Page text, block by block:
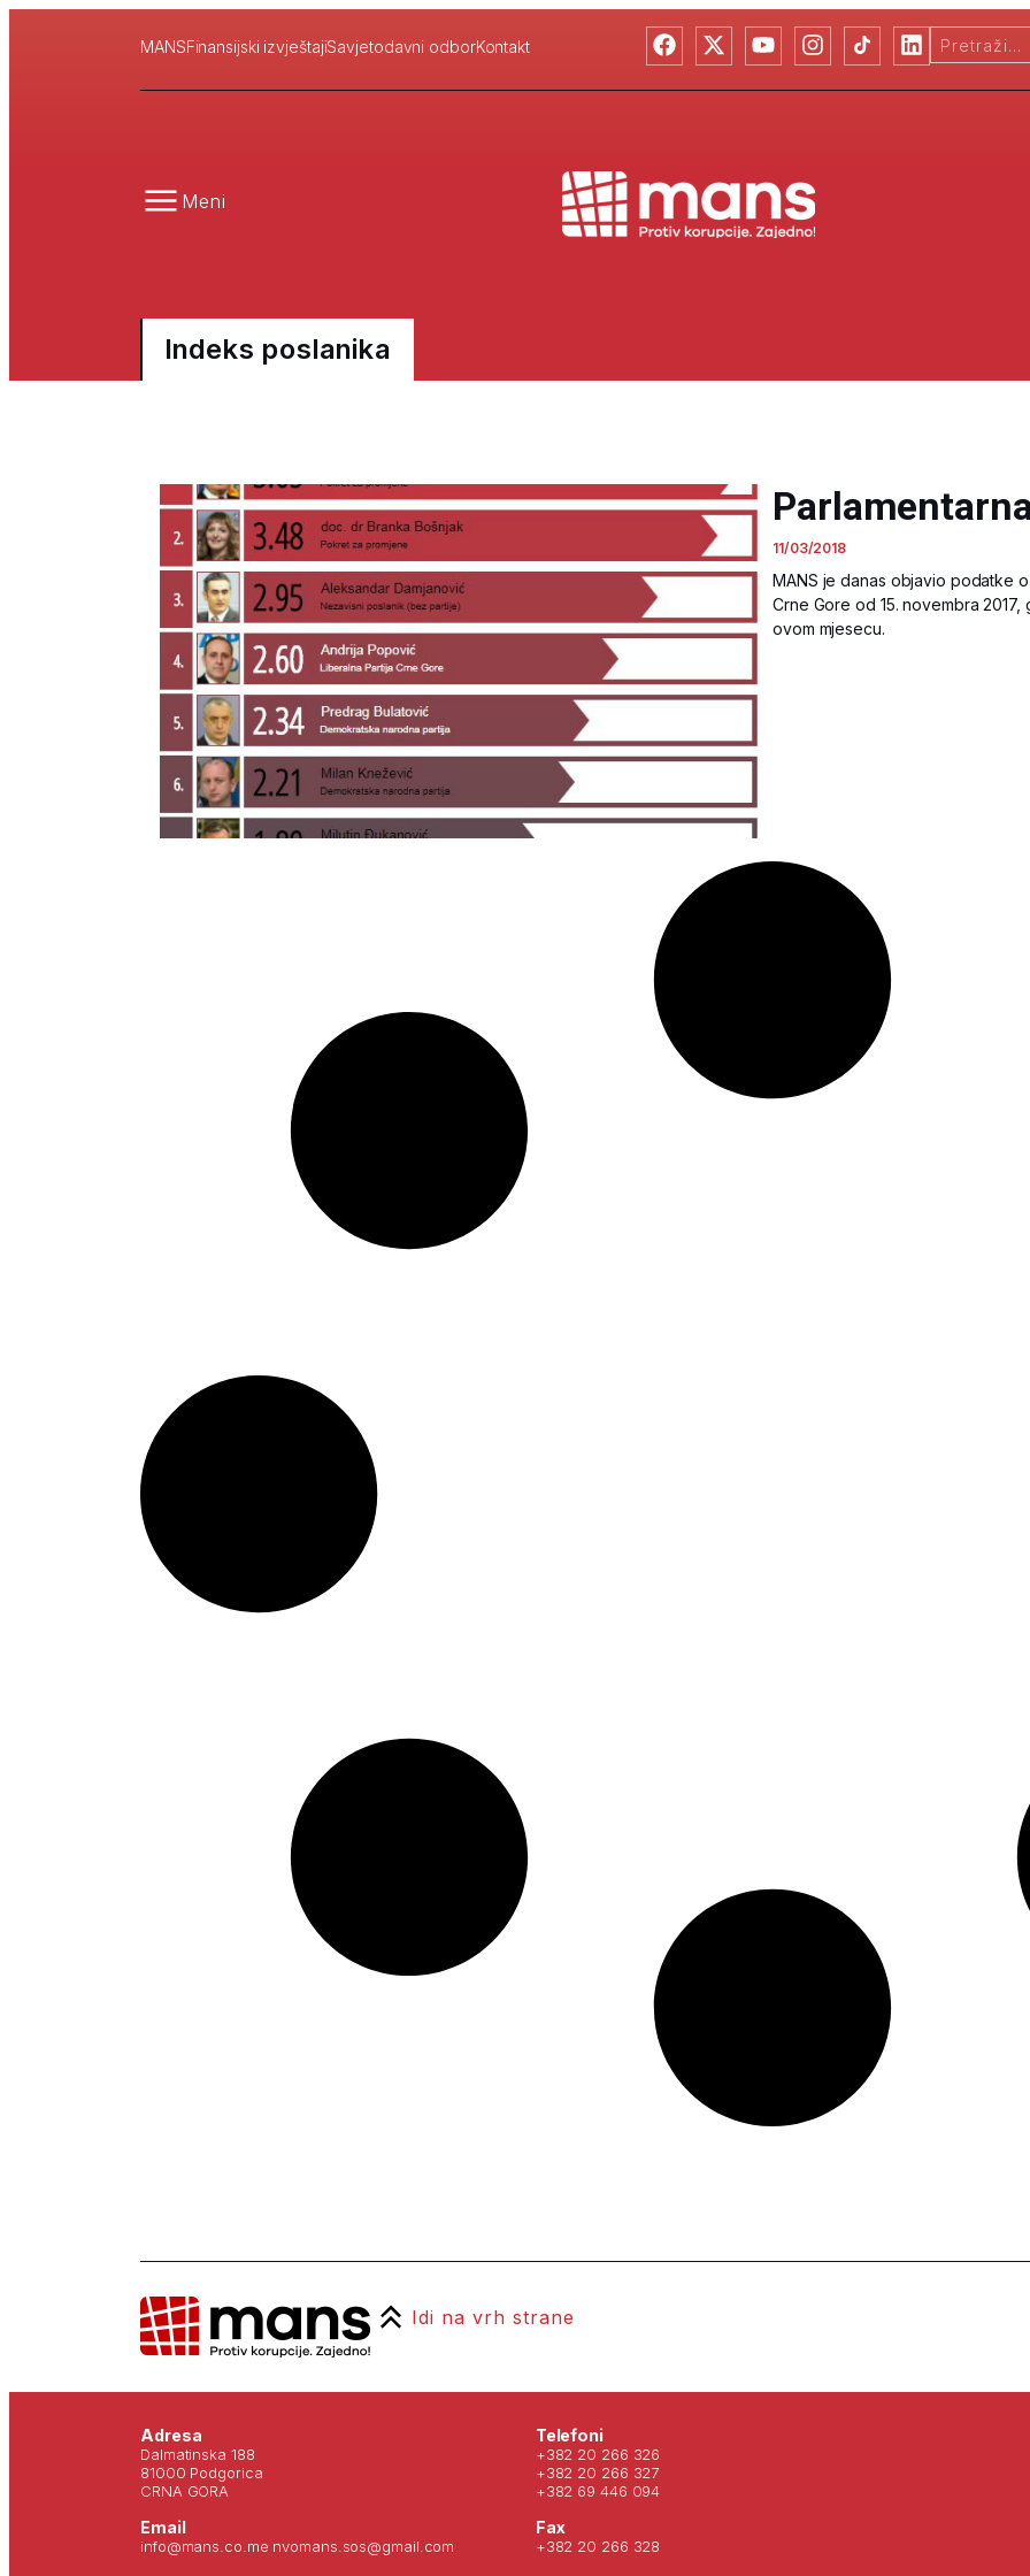
MANSFinansijski izvještajiSavjetodavni odborKontakt
Meni
Indeks poslanika
11/03/2018
MANS je danas objavio podatke
Crne Gore od 15. novembra
ovom mjesecu.
Idi na vrh strane
Adresa
Dalmatinska 188
81000 Podgorica
CRNA GORA
Email
info@mans.co.me nvomans.sos@gmail.com
Telefoni
+382 20 266 326
+382 20 266 327
+382 69 446 094
Fax
+382 20 266 328